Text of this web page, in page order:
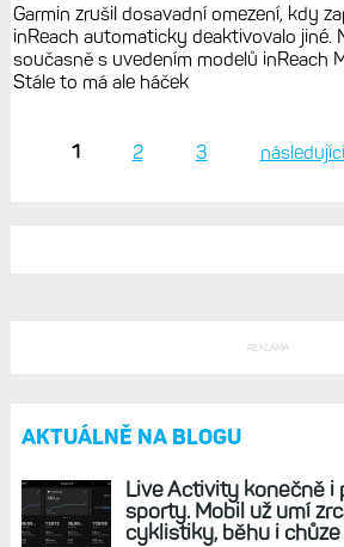
Garmin zrušil dosavadní omezení, kdy
inReach automaticky deaktivovalo jiné.
současně s uvedením modelů inReach
Stále to má ale háček
1 2 3
REKLAMA
AKTUÁLNĚ NA BLOGU
Live Activity konečně i
sporty. Mobil už umí
cyklistiky, běhu i chůze